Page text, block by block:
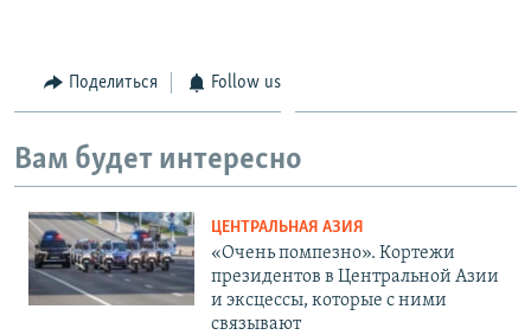
Поделиться Follow us
Вам будет интересно
ЦЕНТРАЛЬНАЯ АЗИЯ
«Очень помпезно». Кортежи
президентов в Центральной Азии
и эксцессы, которые с ними
связывают